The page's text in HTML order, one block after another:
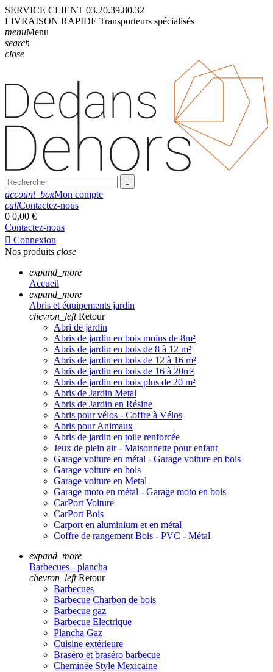
SERVICE CLIENT 03.20.39.80.32
LIVRAISON RAPIDE Transporteurs spécialisés
menuMenu
search
close

account_boxMon compte
callContactez-nous
0 0,00 €
Contactez-nous
 Connexion
Nos produits close
expand_more
Accueil
expand_more
Abris et équipements jardin
chevron_left Retour
Abri de jardin
Abris de jardin en bois moins de 8m²
Abris de jardin en bois de 8 à 12 m²
Abris de jardin en bois de 12 à 16 m²
Abris de jardin en bois de 16 à 20m²
Abris de jardin en bois plus de 20 m²
Abris de Jardin Metal
Abris de Jardin en Résine
Abris pour vélos - Coffre à Vélos
Abris pour Animaux
Abris de jardin en toile renforcée
Jeux de plein air - Maisonnette pour enfant
Garage voiture en métal - Garage voiture en bois
Garage voiture en bois
Garage voiture en Metal
Garage moto en métal - Garage moto en bois
CarPort Voiture
CarPort Bois
Carport en aluminium et en métal
Coffre de rangement Bois - PVC - Métal
expand_more
Barbecues - plancha
chevron_left Retour
Barbecues
Barbecue Charbon de bois
Barbecue gaz
Barbecue Electrique
Plancha Gaz
Cuisine extérieure
Braséro et braséro barbecue
Cheminée Style Mexicaine